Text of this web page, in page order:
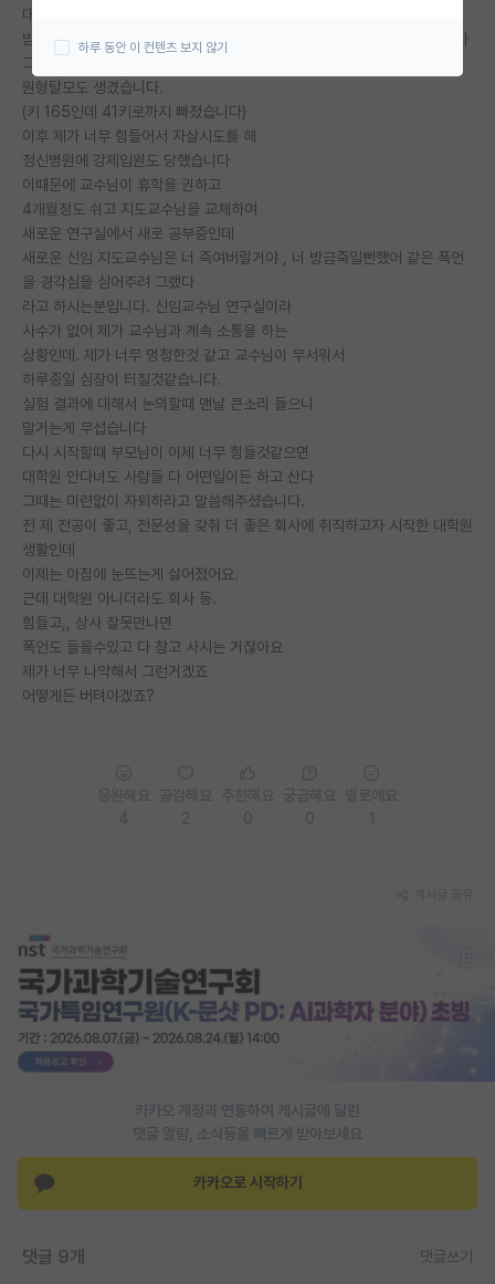
연구실(PI) 홍보 게시판
석박사 채용 정보 게시판
임용 정보 게시판
학부 인턴 게시판
취업 게시판
임용 후기 게시판
PI 전용 게시판
인문사회 계열 게시판
특수/전문대학원 게시판
반도체/AI 게시판
장학금/장학생 게시판
학술 정보 게시판
홍보 게시판
커리어
유학교육
대학원 과정동안 평일,주말 안가리고
밤 11시 기본퇴근하며 우울증과 불면증, 정신쇠약으로 정신과를 다녔습니다
그덕에 3개월만에 몸무게가 10키로 빠지고
원형탈모도 생겼습니다.
(키 165인데 41키로까지 빠졌습니다)
이후 제가 너무 힘들어서 자살시도를 해
정신병원에 강제입원도 당했습니다
이때문에 교수님이 휴학을 권하고
4개월정도 쉬고 지도교수님을 교체하여
새로운 연구실에서 새로 공부중인데
새로운 신임 지도교수님은 너 죽여버릴거야 , 너 방금죽일뻔했어 같은 폭언
을 경각심을 심어주려 그랬다
라고 하시는분입니다. 신임교수님 연구실이라
사수가 없어 제가 교수님과 계속 소통을 하는
상황인데. 제가 너무 멍청한것 같고 교수님이 무서워서
하루종일 심장이 터질것같습니다.
실험 결과에 대해서 논의할때 맨날 큰소리 들으니
말거는게 무섭습니다
다시 시작할때 부모님이 이제 너무 힘들것같으면
대학원 안다녀도 사람들 다 어떤일이든 하고 산다
그때는 미련없이 자퇴하라고 말씀해주셨습니다.
전 제 전공이 좋고, 전문성을 갖춰 더 좋은 회사에 취직하고자 시작한 대학원
생활인데
이제는 아침에 눈뜨는게 싫어졌어요.
근데 대학원 아니더라도 회사 등.
힘들고,, 상사 잘못만나면
폭언도 들을수있고 다 참고 사시는 거잖아요
제가 너무 나약해서 그런거겠죠
어떻게든 버텨야겠죠?
카카오 계정과 연동하여 게시글에 달린
댓글 알람, 소식등을 빠르게 받아보세요
카카오로 시작하기
댓글 9개 댓글쓰기
하루 동안 이 컨텐츠 보지 않기